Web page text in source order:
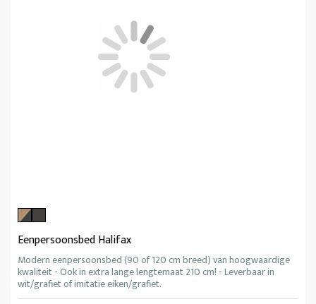
Eenpersoonsbed Halifax
Modern eenpersoonsbed (90 of 120 cm breed) van hoogwaardige
kwaliteit - Ook in extra lange lengtemaat 210 cm! - Leverbaar in
wit/grafiet of imitatie eiken/grafiet.